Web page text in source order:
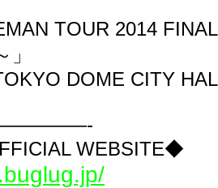
TOUR 2014
DOME CITY
WEBSITE◆